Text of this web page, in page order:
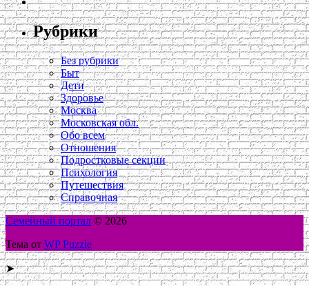
Рубрики
Без рубрики
Быт
Дети
Здоровье
Москва
Московская обл.
Обо всем
Отношения
Подростковые секции
Психология
Путешествия
Справочная
Семейный портал © 2026
Тема от WP Puzzle
➤